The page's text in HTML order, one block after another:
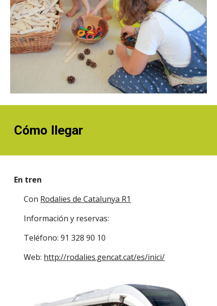
Cómo llegar
En tren
Con Rodalies de Catalunya R1
Información y reservas:
Teléfono: 91 328 90 10
Web: http://rodalies.gencat.cat/es/inici/